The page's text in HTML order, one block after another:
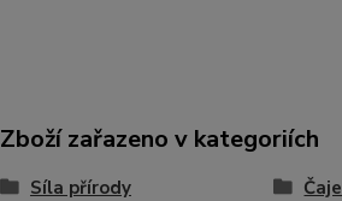
Zboží zařazeno v kategoriích
Síla přírody Čaje